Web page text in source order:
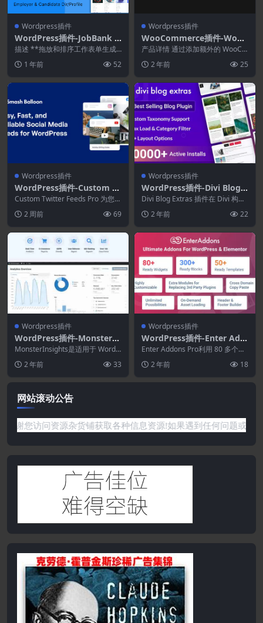
Wordpress插件
WordPress插件-JobBank 1.
2.2-WordPress作业管理器
插件
描述 **拖放和排序工作表单生成
字段生成器 开放...
1 年前 52
Wordpress插件
WooCommerce插件-WooT
humbs for WooCommerc
e 5.7.0
产品详情 通过添加额外的 WooCo
体。 将视...
2 年前 25
Wordpress插件
WordPress插件-Custom T
witter Feeds Pro 2.7.0
Custom Twitter Feeds Pro 为您的
2 周前 69
Wordpress插件
WordPress插件-Divi Blog E
xtras 1.1.14
Divi Blog Extras 插件在 Divi 构建
2 年前 22
Wordpress插件
WordPress插件-MonsterIn
sights–PPC Tracking Addo
n 1.1.1(MonsterInsights拓
展)
MonsterInsights是适用于 WordP
2 年前 33
Wordpress插件
WordPress插件-Enter Add
ons Pro 1.0.3–适用于Word
Press的Elementor插件
Enter Addons Pro利用 80 多个免
2 年前 18
网站滚动公告
谢您访问资源杂货铺获取各种信息资源!如果遇到任何问题或是